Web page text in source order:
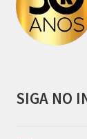
SIGA NO